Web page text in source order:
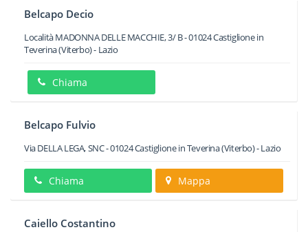
Belcapo Decio
Località MADONNA DELLE MACCHIE, 3/ B-01024Castiglione in
Teverina(Viterbo) - Lazio
Chiama
Belcapo Fulvio
Via DELLA LEGA, SNC-01024Castiglione in Teverina(Viterbo) -Lazio
Chiama Mappa
Caiello Costantino